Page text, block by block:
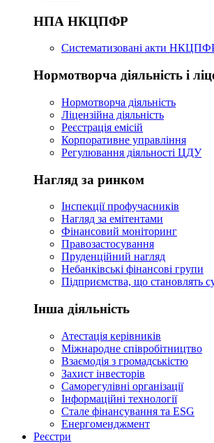
НПА НКЦПФР
Систематизовані акти
Нормотворча діяльність і
Нормотворча діяльність
Ліцензійна діяльність
Реєстрація емісій
Корпоративне управління
Регулювання діяльності ЦДУ
Нагляд за ринком
Інспекції профучасників
Нагляд за емітентами
Фінансовий моніторинг
Правозастосування
Пруденційний нагляд
Небанківські фінансові групи
Підприємства, що становлять
Інша діяльність
Атестація керівників
Міжнародне співробітництво
Взаємодія з громадськістю
Захист інвесторів
Саморегулівні організації
Інформаційні технології
Стале фінансування та ESG
Енергоменджмент
Реєстри